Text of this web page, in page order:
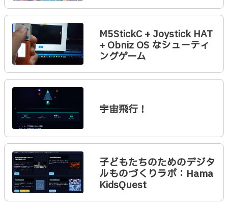
M5StickC + Joystick HAT
+ Obniz OS なシューティ
ングゲーム
宇宙飛行！
子どもたちのためのデジタ
ルものづくりラボ：Hama
KidsQuest